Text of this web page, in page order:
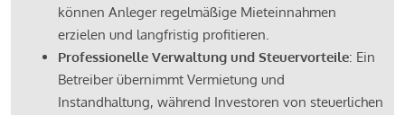
können Anleger regelmäßige Mieteinnahmen
erzielen und langfristig profitieren.
Professionelle Verwaltung und Steuervorteile: Ein
Betreiber übernimmt Vermietung und
Instandhaltung, während Investoren von steuerlichen